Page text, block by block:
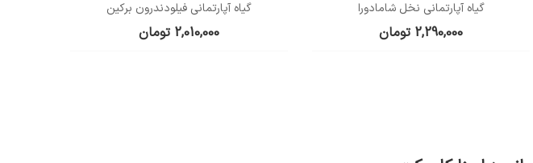
گیاه آپارتمانی فیلودندرون برکین
2,010,000 تومان
گیاه آپارتمانی نخل شامادورا
2,290,000 تومان